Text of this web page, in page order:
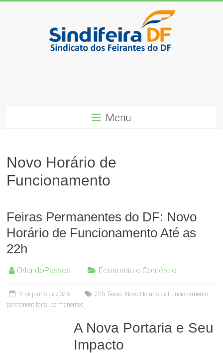
Menu
Novo Horário de
Funcionamento
Feiras Permanentes do DF: Novo
Horário de Funcionamento Até as
22h
OrlandoPassos Economia e Comércio
2 de junho de 2026 22h,feiras, Novo Horário de Funcionamento,
permanent fairs, permanentes
A Nova Portaria e Seu
Impacto